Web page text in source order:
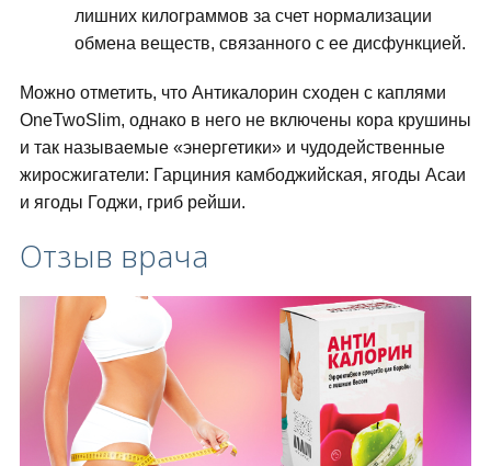
лишних килограммов за счет нормализации
обмена веществ, связанного с ее дисфункцией.
Можно отметить, что Антикалорин сходен с каплями
OneTwoSlim, однако в него не включены кора крушины
и так называемые «энергетики» и чудодейственные
жиросжигатели: Гарциния камбоджийская, ягоды Асаи
и ягоды Годжи, гриб рейши.
Отзыв врача